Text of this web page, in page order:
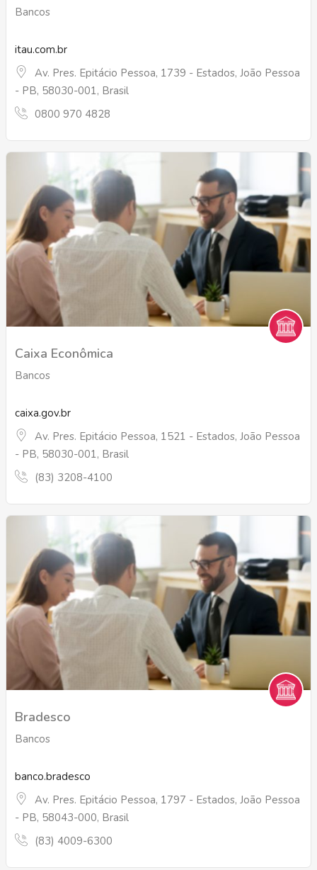
Bancos
itau.com.br
Av. Pres. Epitácio Pessoa, 1739 - Estados, João Pessoa
- PB, 58030-001, Brasil
0800 970 4828
Caixa Econômica
Bancos
caixa.gov.br
Av. Pres. Epitácio Pessoa, 1521 - Estados, João Pessoa
- PB, 58030-001, Brasil
(83) 3208-4100
Bradesco
Bancos
banco.bradesco
Av. Pres. Epitácio Pessoa, 1797 - Estados, João Pessoa
- PB, 58043-000, Brasil
(83) 4009-6300